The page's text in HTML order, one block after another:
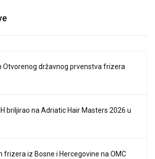
Otvorenog državnog prvenstva frizera
briljirao na Adriatic Hair Masters 2026 u
frizera iz Bosne i Hercegovine na OMC